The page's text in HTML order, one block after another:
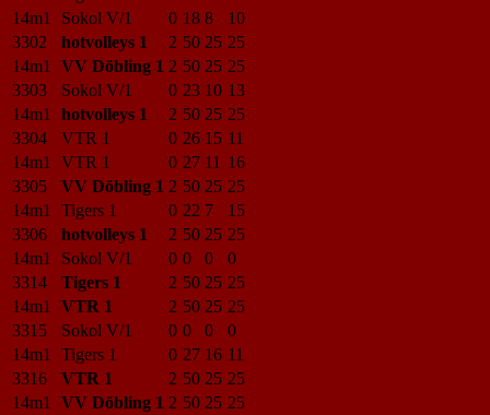
14m1
Sokol V/1 0 18 8
10
3302
hotvolleys 1 2 50 25 25
14m1
VV Döbling 1 2 50 25 25
3303
Sokol V/1 0 23 10 13
14m1
hotvolleys 1 2 50 25 25
3304
VTR 1 0 26 15 11
14m1
VTR 1 0 27 11 16
3305
VV Döbling 1 2 50 25 25
14m1
Tigers 1 0 22 7
15
3306
hotvolleys 1 2 50 25 25
14m1
Sokol V/1 0 0 0
0
3314
Tigers 1 2 50 25 25
14m1
VTR 1 2 50 25 25
3315
Sokol V/1 0 0 0
0
14m1
Tigers 1 0 27 16 11
3316
VTR 1 2 50 25 25
14m1
VV Döbling 1 2 50 25 25